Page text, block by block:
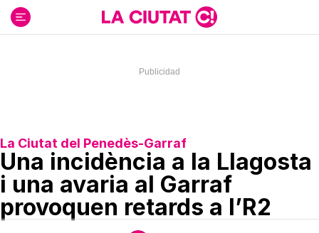
contenido
La Ciutat del Penedès-Garraf
Una incidència a la Llagosta
i una avaria al Garraf
provoquen retards a l’R2